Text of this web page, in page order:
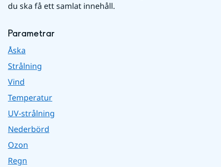
du ska få ett samlat innehåll.
Parametrar
Åska
Strålning
Vind
Temperatur
UV-strålning
Nederbörd
Ozon
Regn